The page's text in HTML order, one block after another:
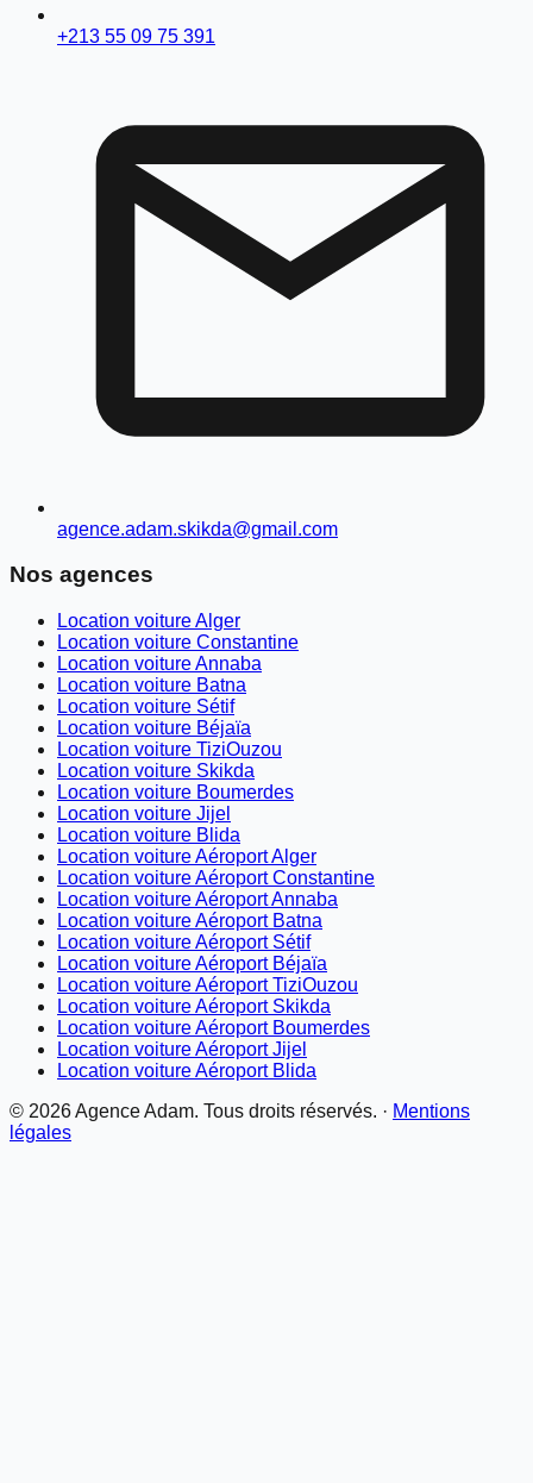
+213 55 09 75 391
agence.adam.skikda@gmail.com
Nos agences
Location voiture Alger
Location voiture Constantine
Location voiture Annaba
Location voiture Batna
Location voiture Sétif
Location voiture Béjaïa
Location voiture TiziOuzou
Location voiture Skikda
Location voiture Boumerdes
Location voiture Jijel
Location voiture Blida
Location voiture Aéroport Alger
Location voiture Aéroport Constantine
Location voiture Aéroport Annaba
Location voiture Aéroport Batna
Location voiture Aéroport Sétif
Location voiture Aéroport Béjaïa
Location voiture Aéroport TiziOuzou
Location voiture Aéroport Skikda
Location voiture Aéroport Boumerdes
Location voiture Aéroport Jijel
Location voiture Aéroport Blida
© 2026Agence Adam. Tous droits réservés. · Mentions
légales